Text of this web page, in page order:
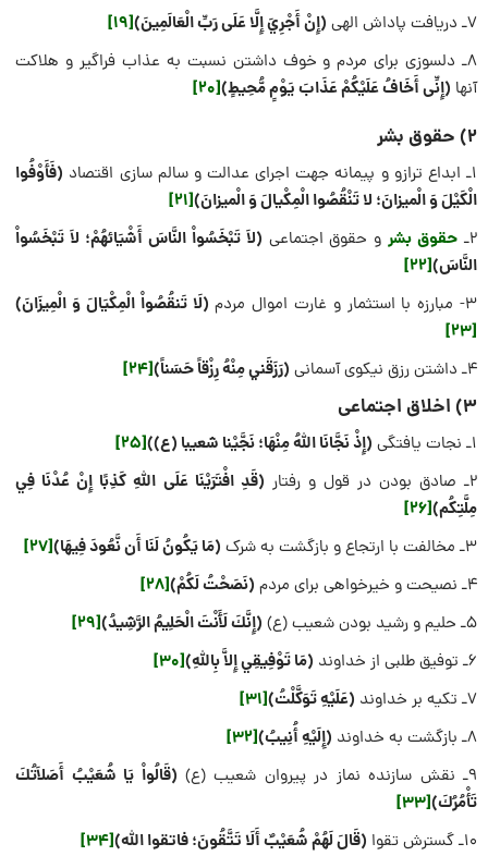
7ـ دریافت پاداش الهی (إِنْ أَجْرِيَ إِلَّا عَلَى رَبِّ الْعَالَمِينَ)[19]
8ـ دلسوزی برای مردم و خوف داشتن نسبت به عذاب فراگیر و هلاکت
آنها (إِنِّی أَخَافُ عَلَیْکُمْ عَذَابَ یَوْمٍ مُّحِیطٍ)[20]
2) حقوق بشر
1ـ ابداع ترازو و پیمانه جهت اجرای عدالت و سالم‏ سازی اقتصاد
(فَأَوْفُوا
الْکَیْلَ وَ الْمیزانَ؛ لا تَنْقُصُوا الْمِکْیالَ وَ الْمیزانَ)[21]
2ـ حقوق بشرو حقوق اجتماعی (لاَ تَبْخَسُواْ النَّاسَ أَشْيَائهُمْ؛ لاَ تَبْخَسُواْ
النَّاسَ)[22]
3- مبارزه با استثمار و غارت اموال مردم
(لَا تَنقُصُواْ الْمِکْیَالَ وَ الْمِیزَانَ)
[23]
4ـ داشتن رزق نیکوی آسمانی (رَزَقَني مِنْهُ رِزْقاً حَسَناً)[24]
3) اخلاق اجتماعی
1ـ نجات یافتگی (إِذْ نَجَّانَا اللَّهُ مِنْهَا؛ نَجَّیْنا شعیبا (ع))[25]
2ـ صادق بودن در قول و رفتار
(قَدِ افْتَرَيْنَا عَلَى اللَّهِ كَذِبًا إِنْ عُدْنَا فِي
مِلَّتِكُم)[26]
3ـ مخالفت با ارتجاع و بازگشت به شرک (مَا يَكُونُ لَنَا أَن نَّعُودَ فِيهَا)[27]
4ـ نصیحت و خیرخواهی برای مردم (نَصَحْتُ لَكُمْ)[28]
5ـ حلیم و رشید بودن شعیب (ع) (إِنَّكَ لَأَنْتَ الْحَلِيمُ الرَّشِيدُ)[29]
6ـ توفیق طلبی از خداوند (مَا تَوْفِيقِي إِلاَّ بِاللّهِ)[30]
7ـ تکیه بر خداوند (عَلَيْهِ تَوَكَّلْتُ)[31]
8ـ بازگشت به خداوند (إِلَيْهِ أُنِيبُ)[32]
9ـ نقش سازنده نماز در پیروان شعیب (ع)
(قَالُواْ يَا شُعَيْبُ أَصَلاَتُكَ
تَأْمُرُكَ)[33]
10ـ گسترش تقوا (قَالَ لَهُمْ شُعَيْبٌ أَلَا تَتَّقُونَ؛ فاتقوا الله)[34]